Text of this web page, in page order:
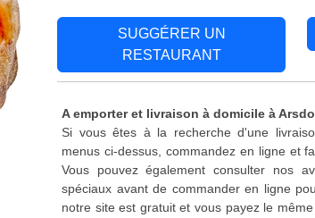
SUGGÉRER UN
RESTAURANT
A emporter et livraison à domicile à
Si vous êtes à la recherche d'une
menus ci-dessus, commandez en ligne et
Vous pouvez également consulter nos
spéciaux avant de commander en ligne
notre site est gratuit et vous payez le